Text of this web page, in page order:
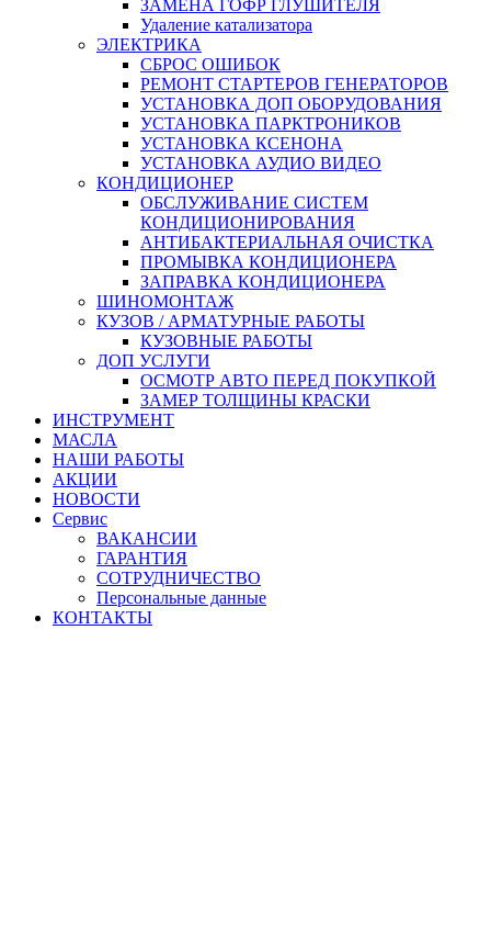
ЗАМЕНА ГОФР ГЛУШИТЕЛЯ
Удаление катализатора
ЭЛЕКТРИКА
СБРОС ОШИБОК
РЕМОНТ СТАРТЕРОВ ГЕНЕРАТОРОВ
УСТАНОВКА ДОП ОБОРУДОВАНИЯ
УСТАНОВКА ПАРКТРОНИКОВ
УСТАНОВКА КСЕНОНА
УСТАНОВКА АУДИО ВИДЕО
КОНДИЦИОНЕР
ОБСЛУЖИВАНИЕ СИСТЕМ
КОНДИЦИОНИРОВАНИЯ
АНТИБАКТЕРИАЛЬНАЯ ОЧИСТКА
ПРОМЫВКА КОНДИЦИОНЕРА
ЗАПРАВКА КОНДИЦИОНЕРА
ШИНОМОНТАЖ
КУЗОВ / АРМАТУРНЫЕ РАБОТЫ
КУЗОВНЫЕ РАБОТЫ
ДОП УСЛУГИ
ОСМОТР АВТО ПЕРЕД ПОКУПКОЙ
ЗАМЕР ТОЛЩИНЫ КРАСКИ
ИНСТРУМЕНТ
МАСЛА
НАШИ РАБОТЫ
АКЦИИ
НОВОСТИ
Сервис
ВАКАНСИИ
ГАРАНТИЯ
СОТРУДНИЧЕСТВО
Персональные данные
КОНТАКТЫ